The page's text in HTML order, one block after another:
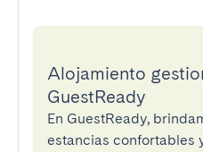
Alojamiento
GuestReady
En GuestReady,
estancias confortables